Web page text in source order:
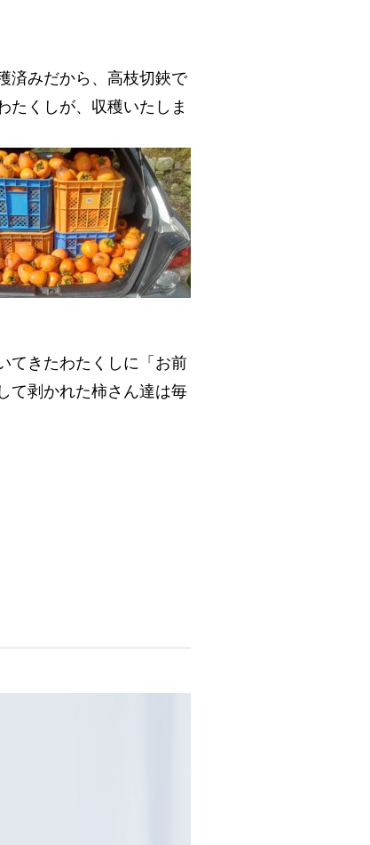
済みだから、高枝切鋏で
たくしが、収穫いたしま
てきたわたくしに「お前
て剥かれた柿さん達は毎